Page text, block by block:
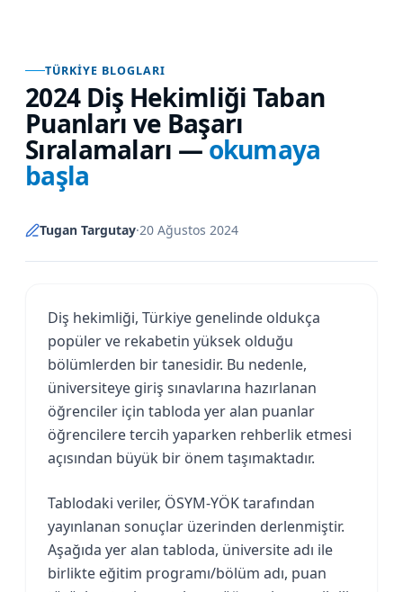
TÜRKIYE BLOGLARI
2024 Diş Hekimliği Taban
Puanları ve Başarı
Sıralamaları —okumaya
başla
Tugan Targutay·20 Ağustos 2024
Diş hekimliği, Türkiye genelinde oldukça
popüler ve rekabetin yüksek olduğu
bölümlerden bir tanesidir. Bu nedenle,
üniversiteye giriş sınavlarına hazırlanan
öğrenciler için tabloda yer alan puanlar
öğrencilere tercih yaparken rehberlik etmesi
açısından büyük bir önem taşımaktadır.
Tablodaki veriler, ÖSYM-YÖK tarafından
yayınlanan sonuçlar üzerinden derlenmiştir.
Aşağıda yer alan tabloda, üniversite adı ile
birlikte eğitim programı/bölüm adı, puan